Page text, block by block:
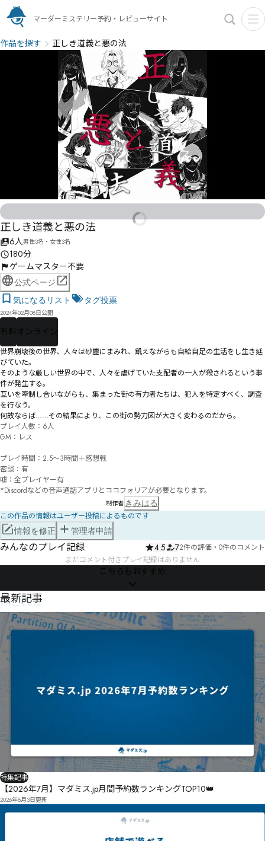
マーダーミステリー予約・レビューサイト
作品を探す 正しき道義と悪の法
正しき道義と悪の法
6人男性3名・女性3名
180分
ゲームマスター不要
公式ページ
気になるリスト
タグ投票
2024年02月08日公開
有料 オンライン
世界崩壊後の世界、人々は砂塵にまみれ、飢えながらも自給自足の生活をし生き延
びていた。
そのような厳しい世界の中で、人々を虐げていた支配者の一人が殺されるという事
件が発生する。
互いを牽制し合いながらも、集まった街の有力者たちは、犯人を特定すべく、調査
を行なう。
何故ならば……その結果により、この街の勢力図が大きく変わるのだから。
プレイ人数：6人
GM：レス
プレイ時間：2.5～3時間＋感想戦
密談：有
嘘：全プレイヤー有
*Discordなどの音声通話アプリとココフォリアが必要となります。
制作者 きみはる
この作品の情報はユーザー投稿によるものです
情報を修正 管理者申請
みんなのプレイ記録 4.5 72件の評価 ・ 0件のコメント
まだコメント付きプレイ記録はありません
こちらもおすすめ
NEWS
最新記事
特集記事
【2026年7月】マダミス.jp月間予約数ランキングTOP10👑
2026年8月3日更新